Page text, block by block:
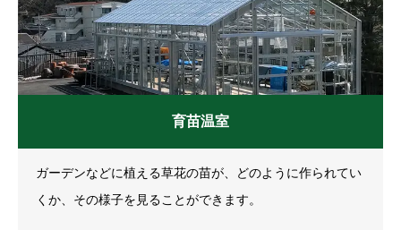
育苗温室
ガーデンなどに植える草花の苗が、どのように作られてい
くか、その様子を見ることができます。